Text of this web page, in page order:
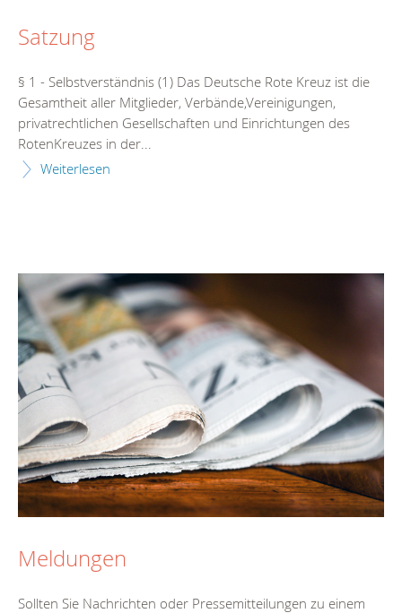
Satzung
§ 1 - Selbstverständnis (1) Das Deutsche Rote Kreuz ist die
Gesamtheit aller Mitglieder, Verbände,Vereinigungen,
privatrechtlichen Gesellschaften und Einrichtungen des
RotenKreuzes in der...
Weiterlesen
Meldungen
Sollten Sie Nachrichten oder Pressemitteilungen zu einem